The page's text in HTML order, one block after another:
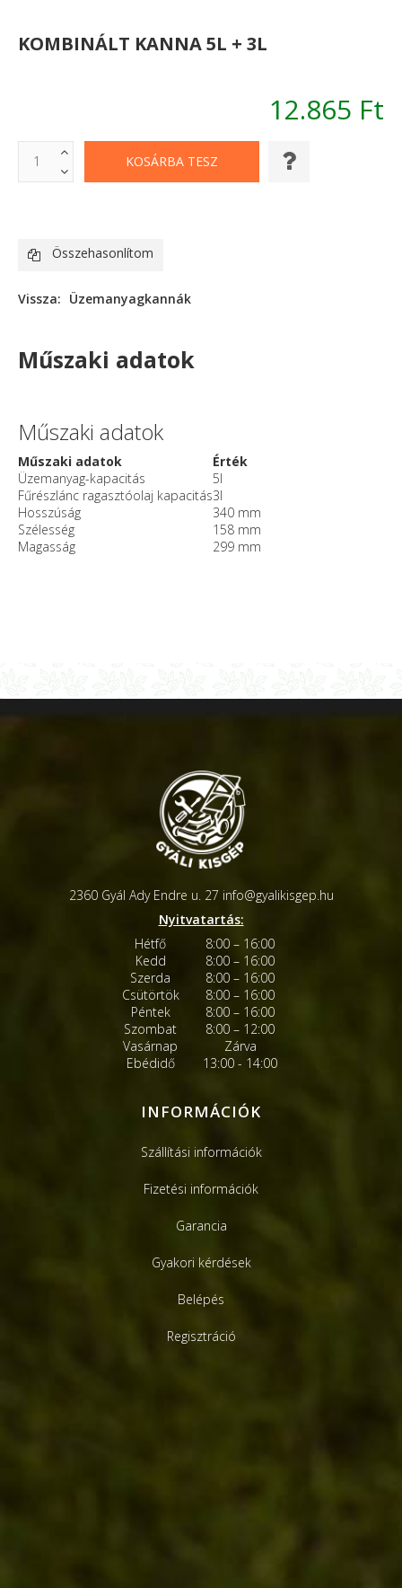
KOMBINÁLT KANNA 5L + 3L
12.865 Ft
Összehasonlítom
Vissza: Üzemanyagkannák
Műszaki adatok
Műszaki adatok
Műszaki adatok
Érték
Üzemanyag-kapacitás
5l
Fűrészlánc ragasztóolaj kapacitás3l
Hosszúság
340 mm
Szélesség
158 mm
Magasság
299 mm
2360 Gyál Ady Endre u. 27 info@gyalikisgep.hu
Nyitvatartás:
Hétfő
8:00 – 16:00
Kedd
8:00 – 16:00
Szerda
8:00 – 16:00
Csütörtök
8:00 – 16:00
Péntek
8:00 – 16:00
Szombat
8:00 – 12:00
Vasárnap
Zárva
Ebédidő
13:00 - 14:00
INFORMÁCIÓK
Szállítási információk
Fizetési információk
Garancia
Gyakori kérdések
Belépés
Regisztráció